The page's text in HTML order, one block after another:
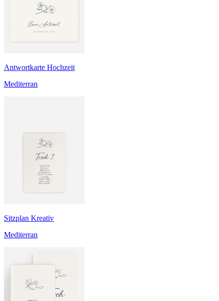
Antwortkarte Hochzeit
Mediterran
Sitzplan Kreativ
Mediterran